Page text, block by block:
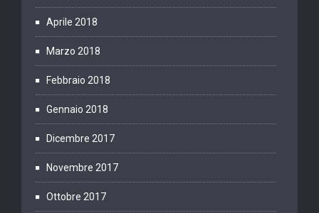
Aprile 2018
Marzo 2018
Febbraio 2018
Gennaio 2018
Dicembre 2017
Novembre 2017
Ottobre 2017